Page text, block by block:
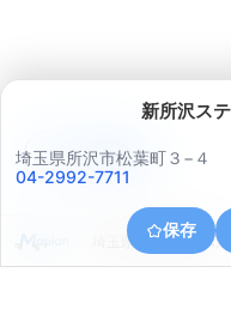
新所沢ス
埼玉県所沢市松葉町３−４
04-2992-7711
保存
埼玉県所沢市弥生町
アプリで見る